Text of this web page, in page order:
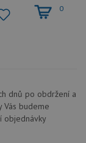
0
dnů po obdržení a
budeme
objednávky